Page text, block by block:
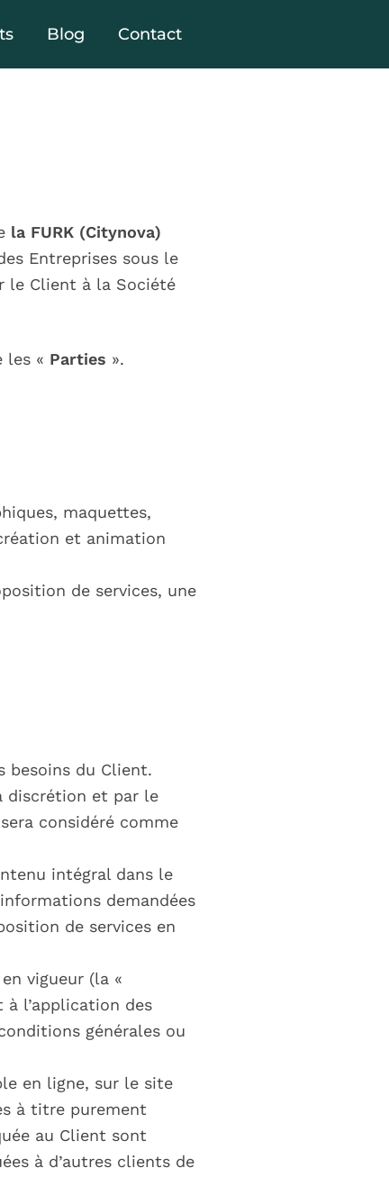
Blog Contact
la FURK (Citynova)
Entreprises sous le
le Client à la Société
les « Parties ».
maquettes,
et animation
de services, une
besoins du Client.
discrétion et par le
considéré comme
intégral dans le
demandées
de services en
vigueur (la «
l’application des
générales ou
en ligne, sur le site
à titre purement
au Client sont
à d’autres clients de